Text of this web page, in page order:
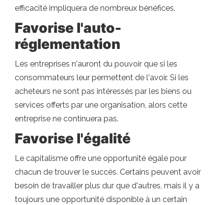
efficacité impliquera de nombreux bénéfices.
Favorise l'auto-
réglementation
Les entreprises n'auront du pouvoir que si les
consommateurs leur permettent de l'avoir. Si les
acheteurs ne sont pas intéressés par les biens ou
services offerts par une organisation, alors cette
entreprise ne continuera pas.
Favorise l'égalité
Le capitalisme offre une opportunité égale pour
chacun de trouver le succès. Certains peuvent avoir
besoin de travailler plus dur que d'autres, mais il y a
toujours une opportunité disponible à un certain